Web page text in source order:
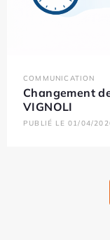
COMMUNICATION
Changement
VIGNOLI
PUBLIÉ LE 01/04/